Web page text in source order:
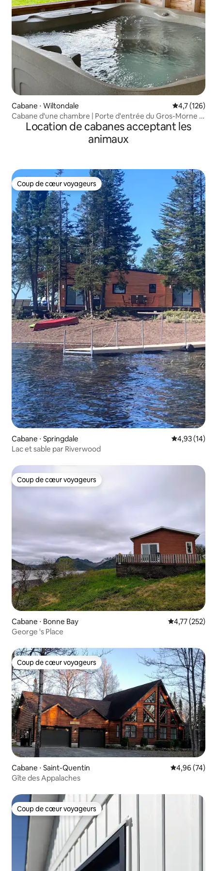
Cabane ⋅ Wiltondale Évaluation
4,7 (126)
Cabane d'une chambre | Porte d'entrée du Gros-Morne |
JacuzziLocation de cabanes acceptant les
animaux
Coup de cœur voyageurs
Coup de cœur voyageurs
Cabane ⋅ Springdale Évaluation
4,93 (14)
Lac et sable par Riverwood
Coup de cœur voyageurs
Coup de cœur voyageurs
Cabane ⋅ Bonne Bay Évaluation
4,77 (252)
George 's Place
Coup de cœur voyageurs
Coup de cœur voyageurs
Cabane ⋅ Saint-Quentin Évaluation
4,96 (74)
Gîte des Appalaches
Coup de cœur voyageurs
Coup de cœur voyageurs